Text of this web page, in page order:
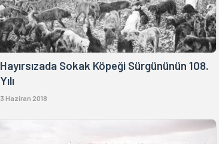
Hayırsızada Sokak Köpeği Sürgününün 108.
Yılı
3 Haziran 2018